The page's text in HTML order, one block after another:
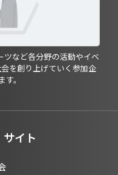
など各分野の活動やイベ
を創り上げていく参加企
。
イト